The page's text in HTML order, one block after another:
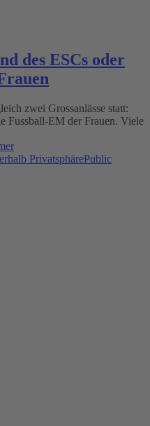
des ESCs oder
zwei Grossanlässe statt:
Fussball-EM der Frauen. Viele
PrivatsphärePublic